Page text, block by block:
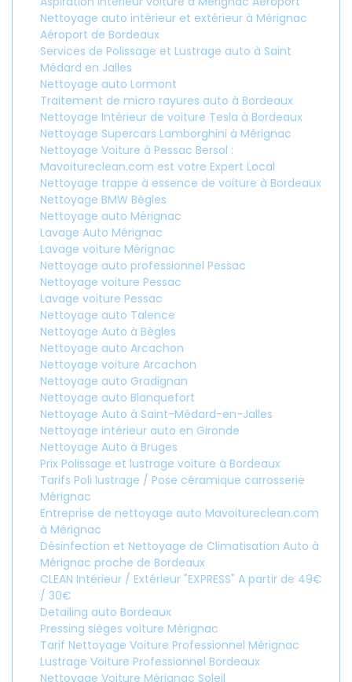
Nettoyage auto intérieur et extérieur à Mérignac
Aéroport de Bordeaux
Services de Polissage et Lustrage auto à Saint
Médard en Jalles
Nettoyage auto Lormont
Traitement de micro rayures auto à Bordeaux
Nettoyage Intérieur de voiture Tesla à Bordeaux
Nettoyage Supercars Lamborghini à Mérignac
Nettoyage Voiture à Pessac Bersol :
Mavoitureclean.com est votre Expert Local
Nettoyage trappe à essence de voiture à Bordeaux
Nettoyage BMW Bègles
Nettoyage auto Mérignac
Lavage Auto Mérignac
Lavage voiture Mérignac
Nettoyage auto professionnel Pessac
Nettoyage voiture Pessac
Lavage voiture Pessac
Nettoyage auto Talence
Nettoyage Auto à Bègles
Nettoyage auto Arcachon
Nettoyage voiture Arcachon
Nettoyage auto Gradignan
Nettoyage auto Blanquefort
Nettoyage Auto à Saint-Médard-en-Jalles
Nettoyage intérieur auto en Gironde
Nettoyage Auto à Bruges
Prix Polissage et lustrage voiture à Bordeaux
Tarifs Poli lustrage / Pose céramique carrosserie
Mérignac
Entreprise de nettoyage auto Mavoitureclean.com
à Mérignac
Désinfection et Nettoyage de Climatisation Auto à
Mérignac proche de Bordeaux
CLEAN Intérieur / Extérieur "EXPRESS" A partir de 49€
/ 30€
Detailing auto Bordeaux
Pressing sièges voiture Mérignac
Tarif Nettoyage Voiture Professionnel Mérignac
Lustrage Voiture Professionnel Bordeaux
Nettoyage Voiture Mérignac Soleil